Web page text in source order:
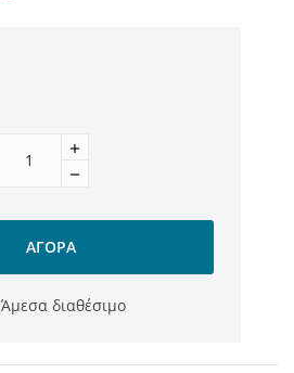
ΑΓΟΡΆ
Άμεσα διαθέσιμο